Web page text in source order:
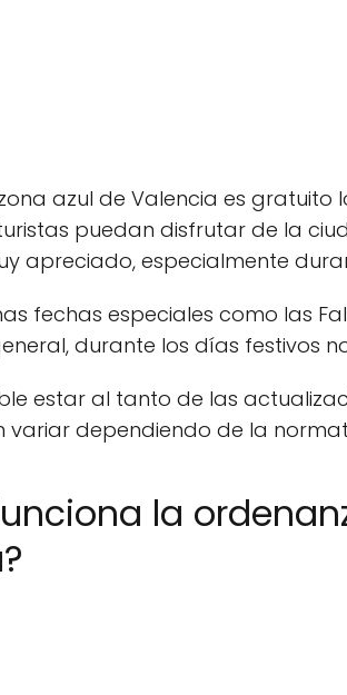
azul de Valencia es gratuito
puedan disfrutar de la
apreciado, especialmente
fechas especiales como las
durante los días festivos
estar al tanto de las
variar dependiendo de la
la